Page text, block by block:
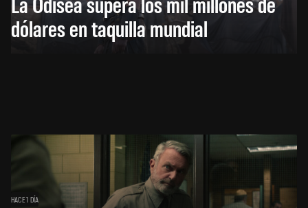
dólares en taquilla mundial
HACE 1 DÍA